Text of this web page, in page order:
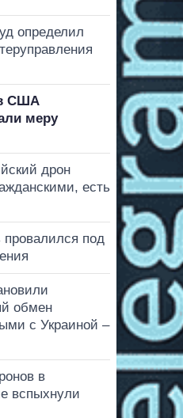
определил
США
меру
дрон
есть
под
обмен
с Украиной –
в
вспыхнули